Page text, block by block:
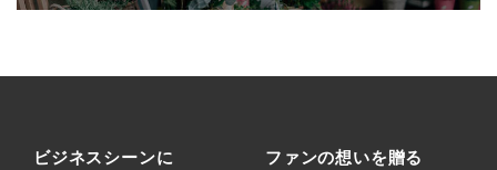
ビジネスシーンに
ファンの想いを贈る